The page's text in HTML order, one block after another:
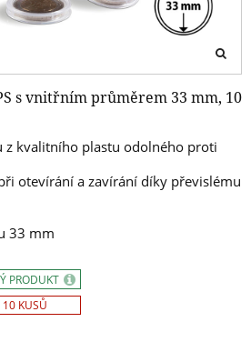
s vnitřním průměrem 33 mm, 10
z kvalitního plastu odolného proti
otevírání a zavírání díky převislému
33 mm
PRODUKT
KUSŮ